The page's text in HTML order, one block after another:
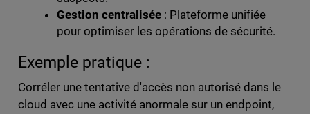
Gestion centralisée: Plateforme unifiée
pour optimiser les opérations de sécurité.
Exemple pratique :
Corréler une tentative d'accès non autorisé dans le
cloud avec une activité anormale sur un endpoint,